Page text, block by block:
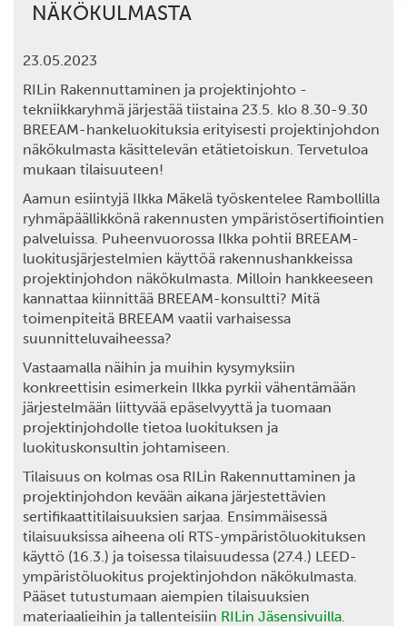
NÄKÖKULMASTA
23.05.2023
RILin Rakennuttaminen ja projektinjohto -
tekniikkaryhmä järjestää tiistaina 23.5. klo 8.30-9.30
BREEAM-hankeluokituksia erityisesti projektinjohdon
näkökulmasta käsittelevän etätietoiskun. Tervetuloa
mukaan tilaisuuteen!
Aamun esiintyjä Ilkka Mäkelä työskentelee Rambollilla
ryhmäpäällikkönä rakennusten ympäristösertifiointien
palveluissa. Puheenvuorossa Ilkka pohtii BREEAM-
luokitusjärjestelmien käyttöä rakennushankkeissa
projektinjohdon näkökulmasta. Milloin hankkeeseen
kannattaa kiinnittää BREEAM-konsultti? Mitä
toimenpiteitä BREEAM vaatii varhaisessa
suunnitteluvaiheessa?
Vastaamalla näihin ja muihin kysymyksiin
konkreettisin esimerkein Ilkka pyrkii vähentämään
järjestelmään liittyvää epäselvyyttä ja tuomaan
projektinjohdolle tietoa luokituksen ja
luokituskonsultin johtamiseen.
Tilaisuus on kolmas osa RILin Rakennuttaminen ja
projektinjohdon kevään aikana järjestettävien
sertifikaattitilaisuuksien sarjaa. Ensimmäisessä
tilaisuuksissa aiheena oli RTS-ympäristöluokituksen
käyttö (16.3.) ja toisessa tilaisuudessa (27.4.) LEED-
ympäristöluokitus projektinjohdon näkökulmasta.
Pääset tutustumaan aiempien tilaisuuksien
materiaalieihin ja tallenteisiin RILin Jäsensivuilla.